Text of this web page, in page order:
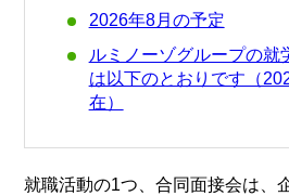
2026年8月の予定
ルミノーゾグループの就
は以下のとおりです（
在）
就職活動の1つ、合同面接会は、